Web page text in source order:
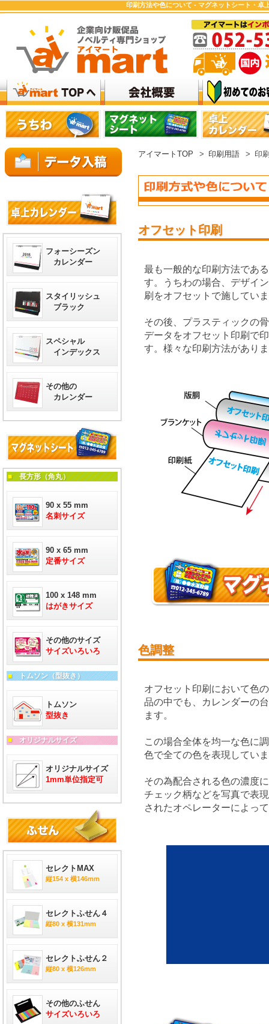
印刷方法や色について - マグネットシート・卓
アイマートTOP > 印刷用語 > 印
オフセット印刷
最も一般的な印刷方法であ
す。うちわの場合、デザイ
刷をオフセットで施してい
その後、プラスティックの
データをオフセット印刷で
す。様々な印刷方法があり
色調整
オフセット印刷において色
品の中でも、カレンダーの
ます。
この場合全体を均一な色に
色で全ての色を表現してい
その為配合される色の濃度
チェック柄などを写真で表
されたオペレーターによっ
フォーシーズン
カレンダー
スタイリッシュ
ブラック
スペシャル
インデックス
その他の
カレンダー
■長方形（角丸）
90 x 55 mm
名刺サイズ
90 x 65 mm
定番サイズ
100 x 148 mm
はがきサイズ
その他のサイズ
サイズいろいろ
■トムソン（型抜き）
トムソン
型抜き
■オリジナルサイズ
オリジナルサイズ
1mm単位指定可
セレクトMAX
縦154 x 横146mm
セレクトふせん４
縦80 x 横131mm
セレクトふせん２
縦80 x 横126mm
その他のふせん
サイズいろいろ